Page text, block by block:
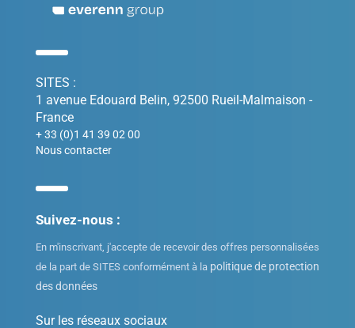
SITES :
1 avenue Edouard Belin, 92500 Rueil-Malmaison -
France
+ 33 (0)1 41 39 02 00
Nous contacter
Suivez-nous :
En m'inscrivant, j'accepte de recevoir des offres personnalisées
de la part de SITES conformément à la politique de protection
des données
Sur les réseaux sociaux